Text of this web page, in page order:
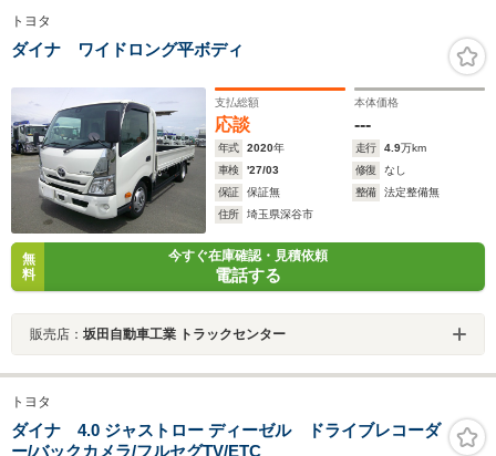
トヨタ
ダイナ ワイドロング平ボディ
支払総額
応談
本体価格
---
年式 2020年 走行 4.9万km
車検
'27/03 修復
なし
保証
保証無 整備
法定整備無
住所
埼玉県深谷市
無
料
今すぐ在庫確認・見積依頼
電話する
販売店： 坂田自動車工業 トラックセンター
トヨタ
ダイナ 4.0 ジャストロー ディーゼル ドライブレコーダ
ー/バックカメラ/フルセグTV/ETC